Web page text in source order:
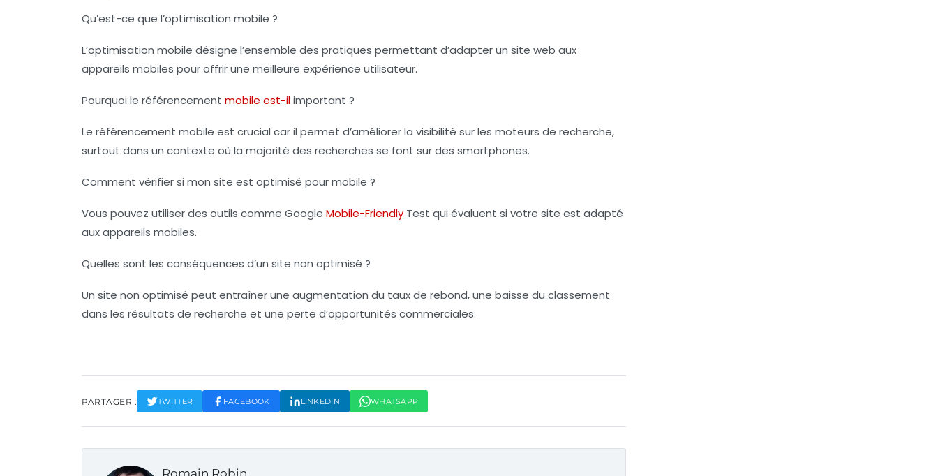
Qu’est-ce que l’optimisation mobile ?
L’optimisation mobile désigne l’ensemble des pratiques permettant d’adapter un site web aux
appareils mobiles pour offrir une meilleure expérience utilisateur.
Pourquoi le référencement mobile est-ilimportant ?
Le référencement mobile est crucial car il permet d’améliorer la visibilité sur les moteurs de recherche,
surtout dans un contexte où la majorité des recherches se font sur des smartphones.
Comment vérifier si mon site est optimisé pour mobile ?
Vous pouvez utiliser des outils comme Google Mobile-Friendly Test qui évaluent si votre site est adapté
aux appareils mobiles.
Quelles sont les conséquences d’un site non optimisé ?
Un site non optimisé peut entraîner une augmentation du taux de rebond, une baisse du classement
dans les résultats de recherche et une perte d’opportunités commerciales.
PARTAGER : TWITTER FACEBOOK LINKEDIN WHATSAPP